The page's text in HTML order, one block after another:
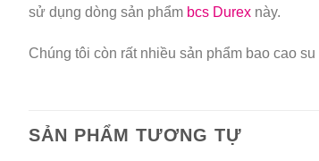
sử dụng dòng sản phẩm bcs Durex này.
Chúng tôi còn rất nhiều sản phẩm bao cao
SẢN PHẨM TƯƠNG TỰ